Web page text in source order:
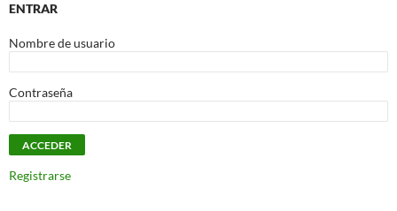
ENTRAR
Nombre de usuario
Contraseña
Registrarse